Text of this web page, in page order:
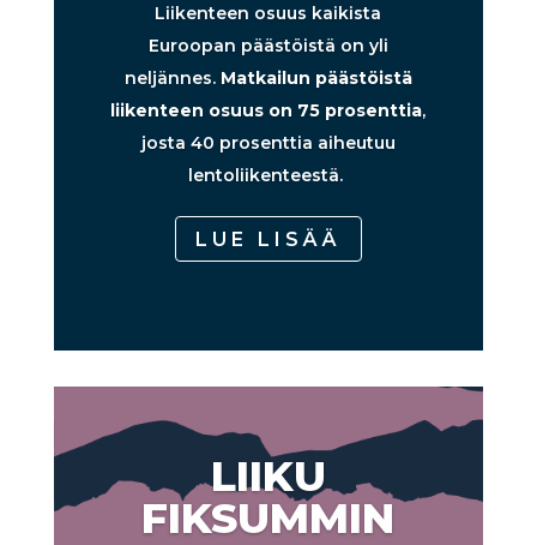
Liikenteen osuus kaikista
Euroopan päästöistä on yli
neljännes. Matkailun päästöistä
liikenteen osuus on 75 prosenttia,
josta 40 prosenttia aiheutuu
lentoliikenteestä.
LUE LISÄÄ
LIIKU
FIKSUMMIN